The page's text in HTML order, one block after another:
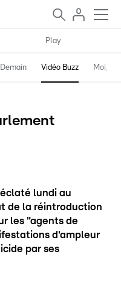
Play
Vidéo Buzz Moi,
lundi au
de la réintroduction
les "agents de
d'ampleur
par ses